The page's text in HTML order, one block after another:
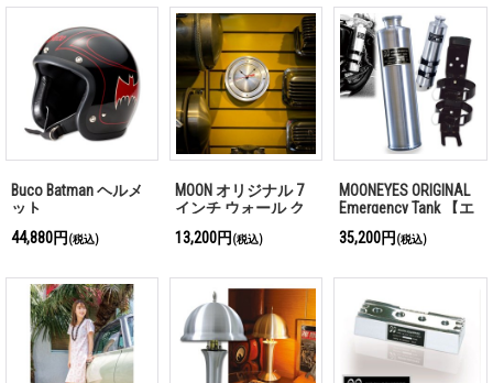
Buco Batman ヘルメ
ット
44,880円(税込)
MOON オリジナル 7
インチ ウォール ク
13,200円(税込)
MOONEYES ORIGINAL
Emergency Tank 【エ
ク】
35,200円(税込)